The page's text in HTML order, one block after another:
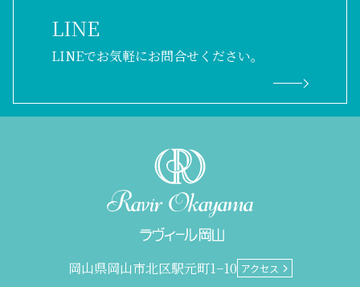
LINE
LINEでお気軽にお問合せください。
岡山県岡山市北区駅元町1−10 アクセス